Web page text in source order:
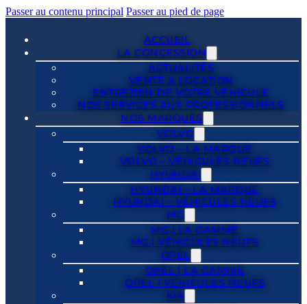
Passer au contenu principal Passer au pied de page
ACCUEIL
LA CONCESSION
ACTUALITÉS
VENTE & LOCATION
ENTRETIEN DE VOTRE VÉHICULE
NOS SERVICES AUX PROFESSIONNELS
NOS MARQUES
VOLVO
VOLVO – LA MARQUE
VOLVO – VÉHICULES NEUFS
HYUNDAI
HYUNDAI – LA MARQUE
HYUNDAI – VÉHICULES NEUFS
MG
MG | LA GAMME
MG | VÉHICULES NEUFS
OPEL
OPEL | LA GAMME
OPEL | VÉHICULES NEUFS
KIA